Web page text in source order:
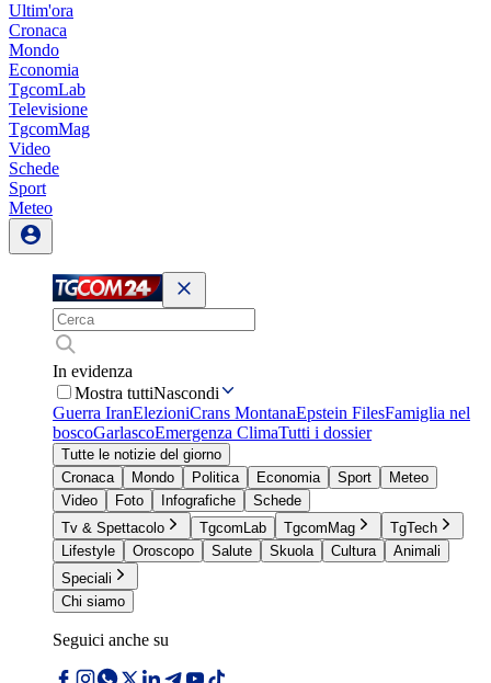
Ultim'ora
Cronaca
Mondo
Economia
TgcomLab
Televisione
TgcomMag
Video
Schede
Sport
Meteo
In evidenza
Mostra tuttiNascondi
Guerra IranElezioniCrans MontanaEpstein FilesFamiglia nel
boscoGarlascoEmergenza ClimaTutti i dossier
Tutte le notizie del giorno
Cronaca
Mondo Politica Economia Sport
Meteo
Video
Foto Infografiche
Schede
Tv & Spettacolo
TgcomLab TgcomMag
TgTech
Lifestyle
Oroscopo Salute Skuola Cultura
Animali
Speciali
Chi siamo
Seguici anche su